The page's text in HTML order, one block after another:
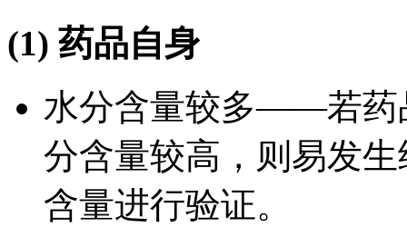
(1) 药品自身
水分含量较多——若药
分含量较高，则易发
含量进行验证。